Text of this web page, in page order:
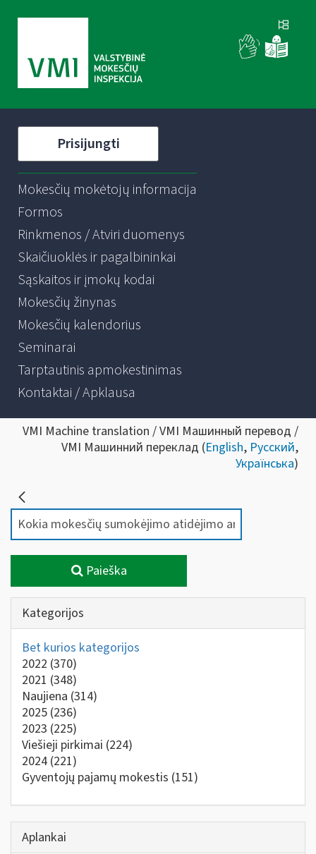
Prisijungti
Mokesčių mokėtojų informacija
Formos
Rinkmenos / Atviri duomenys
Skaičiuoklės ir pagalbininkai
Sąskaitos ir įmokų kodai
Mokesčių žinynas
Mokesčių kalendorius
Seminarai
Tarptautinis apmokestinimas
Kontaktai / Apklausa
VMI Machine translation / VMI Машинный перевод /
VMI Машинний переклад (English, Русский,
Українська)
Paieška
Kategorijos
Bet kurios kategorijos
2022 (370)
2021 (348)
Naujiena (314)
2025 (236)
2023 (225)
Viešieji pirkimai (224)
2024 (221)
Gyventojų pajamų mokestis (151)
Aplankai